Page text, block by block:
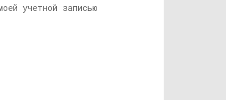
учетной записью